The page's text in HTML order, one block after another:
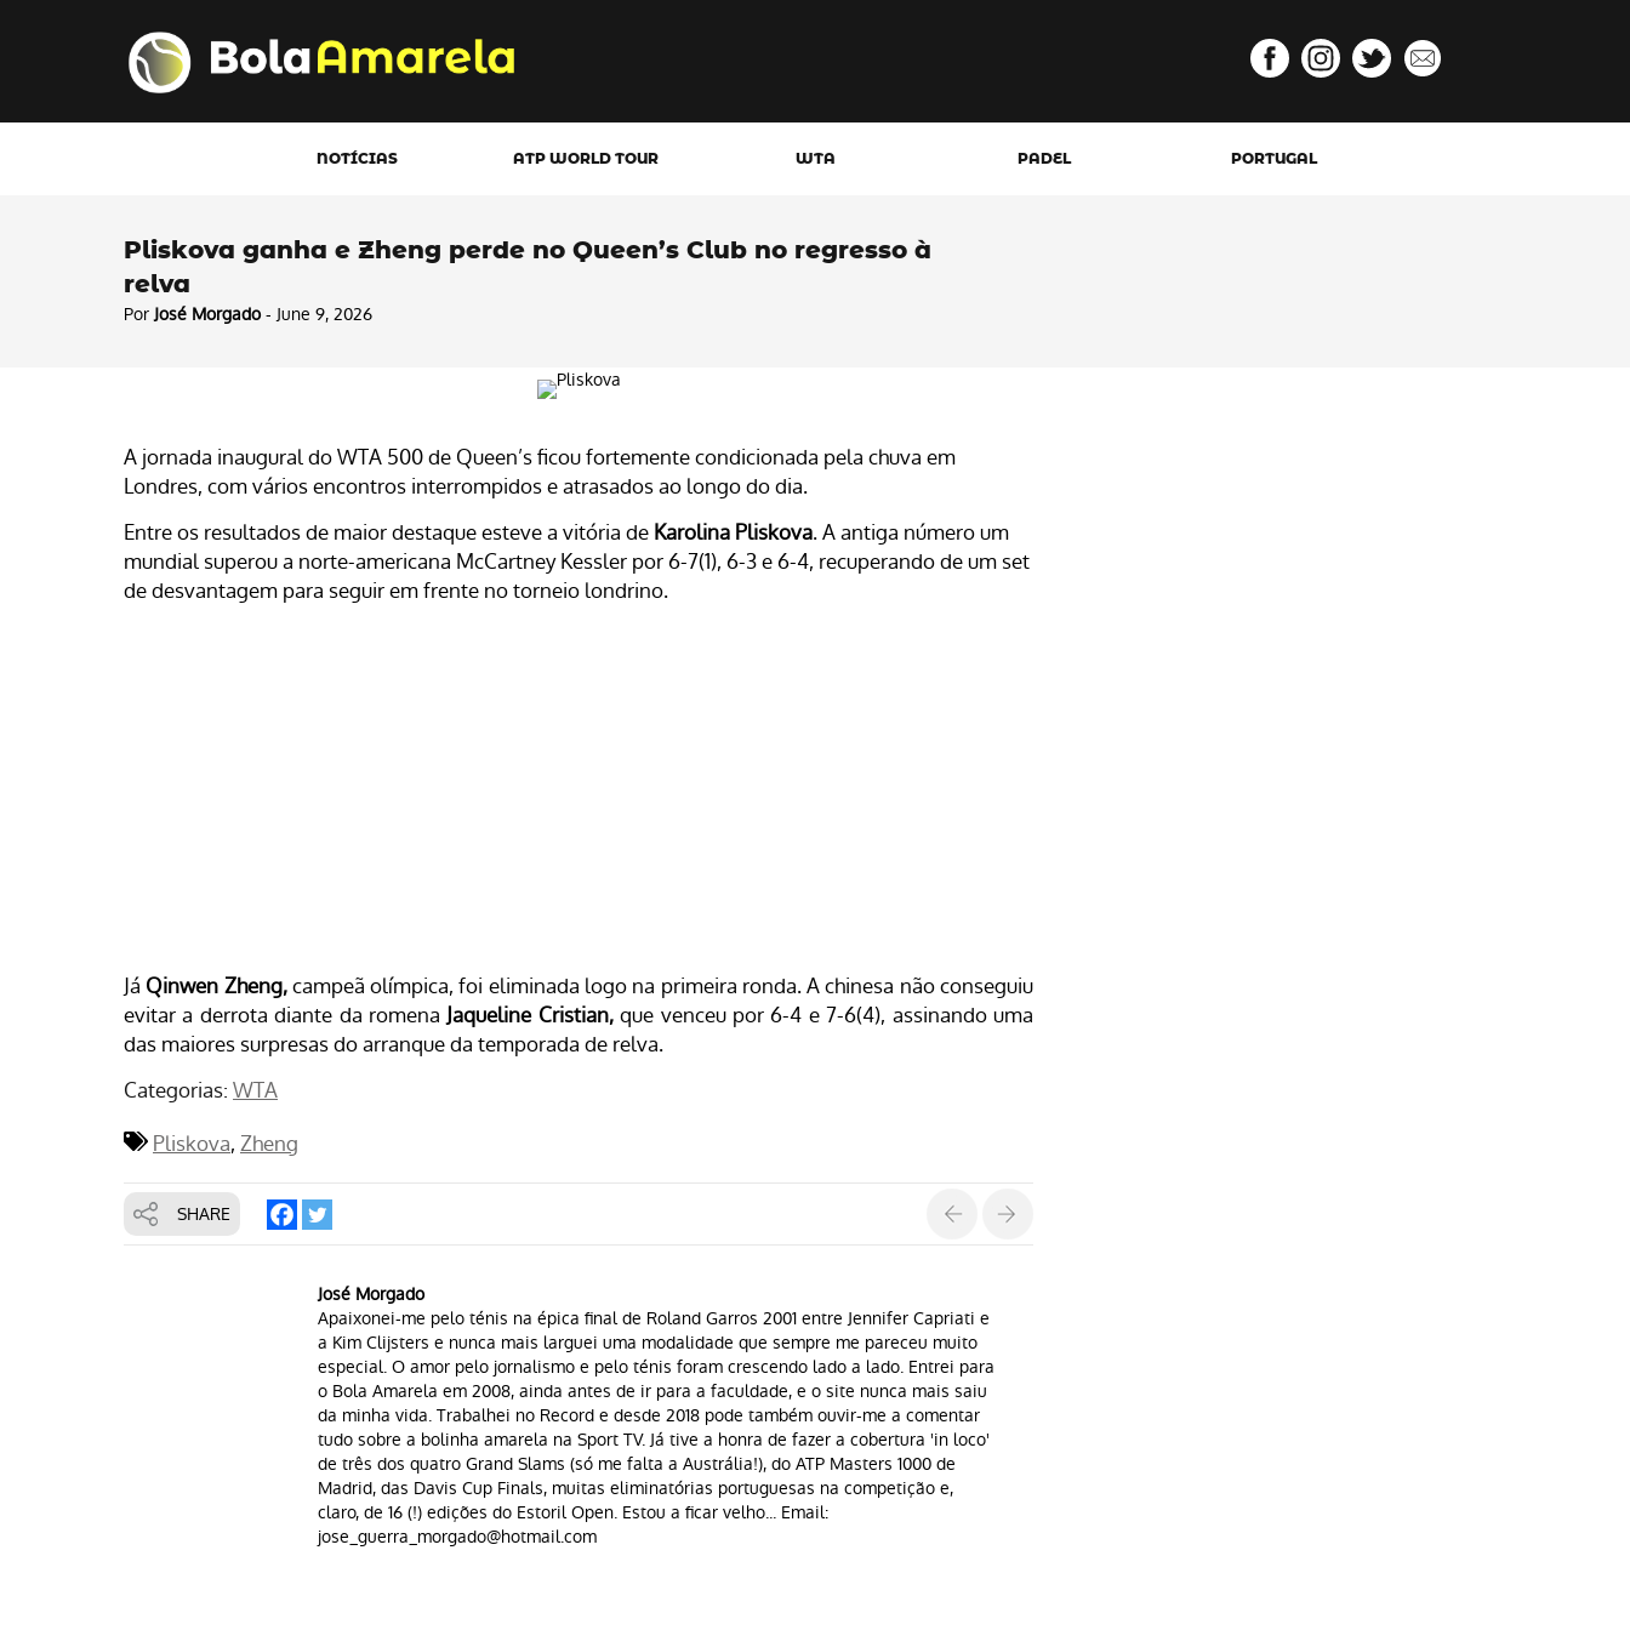
NOTÍCIAS ATP WORLD TOUR WTA PADEL PORTUGAL
Pliskova ganha e Zheng perde no Queen’s Club no regresso à
relva
PorJosé Morgado- June 9, 2026
A jornada inaugural do WTA 500 de Queen’s ficou fortemente condicionada pela chuva em
Londres, com vários encontros interrompidos e atrasados ao longo do dia.
Entre os resultados de maior destaque esteve a vitória de Karolina Pliskova. A antiga número um
mundial superou a norte-americana McCartney Kessler por 6-7(1), 6-3 e 6-4, recuperando de um set
de desvantagem para seguir em frente no torneio londrino.
Já Qinwen Zheng,campeã olímpica, foi eliminada logo na primeira ronda. A chinesa não conseguiu
evitar a derrota diante da romena Jaqueline Cristian,que venceu por 6-4 e 7-6(4), assinando uma
das maiores surpresas do arranque da temporada de relva.
Categorias: WTA
Pliskova Zheng
SHARE
José Morgado
Apaixonei-me pelo ténis na épica final de Roland Garros 2001 entre Jennifer Capriati e
a Kim Clijsters e nunca mais larguei uma modalidade que sempre me pareceu muito
especial. O amor pelo jornalismo e pelo ténis foram crescendo lado a lado. Entrei para
o Bola Amarela em 2008, ainda antes de ir para a faculdade, e o site nunca mais saiu
da minha vida. Trabalhei no Record e desde 2018 pode também ouvir-me a comentar
tudo sobre a bolinha amarela na Sport TV. Já tive a honra de fazer a cobertura 'in loco'
de três dos quatro Grand Slams (só me falta a Austrália!), do ATP Masters 1000 de
Madrid, das Davis Cup Finals, muitas eliminatórias portuguesas na competição e,
claro, de 16 (!) edições do Estoril Open. Estou a ficar velho... Email:
jose_guerra_morgado@hotmail.com